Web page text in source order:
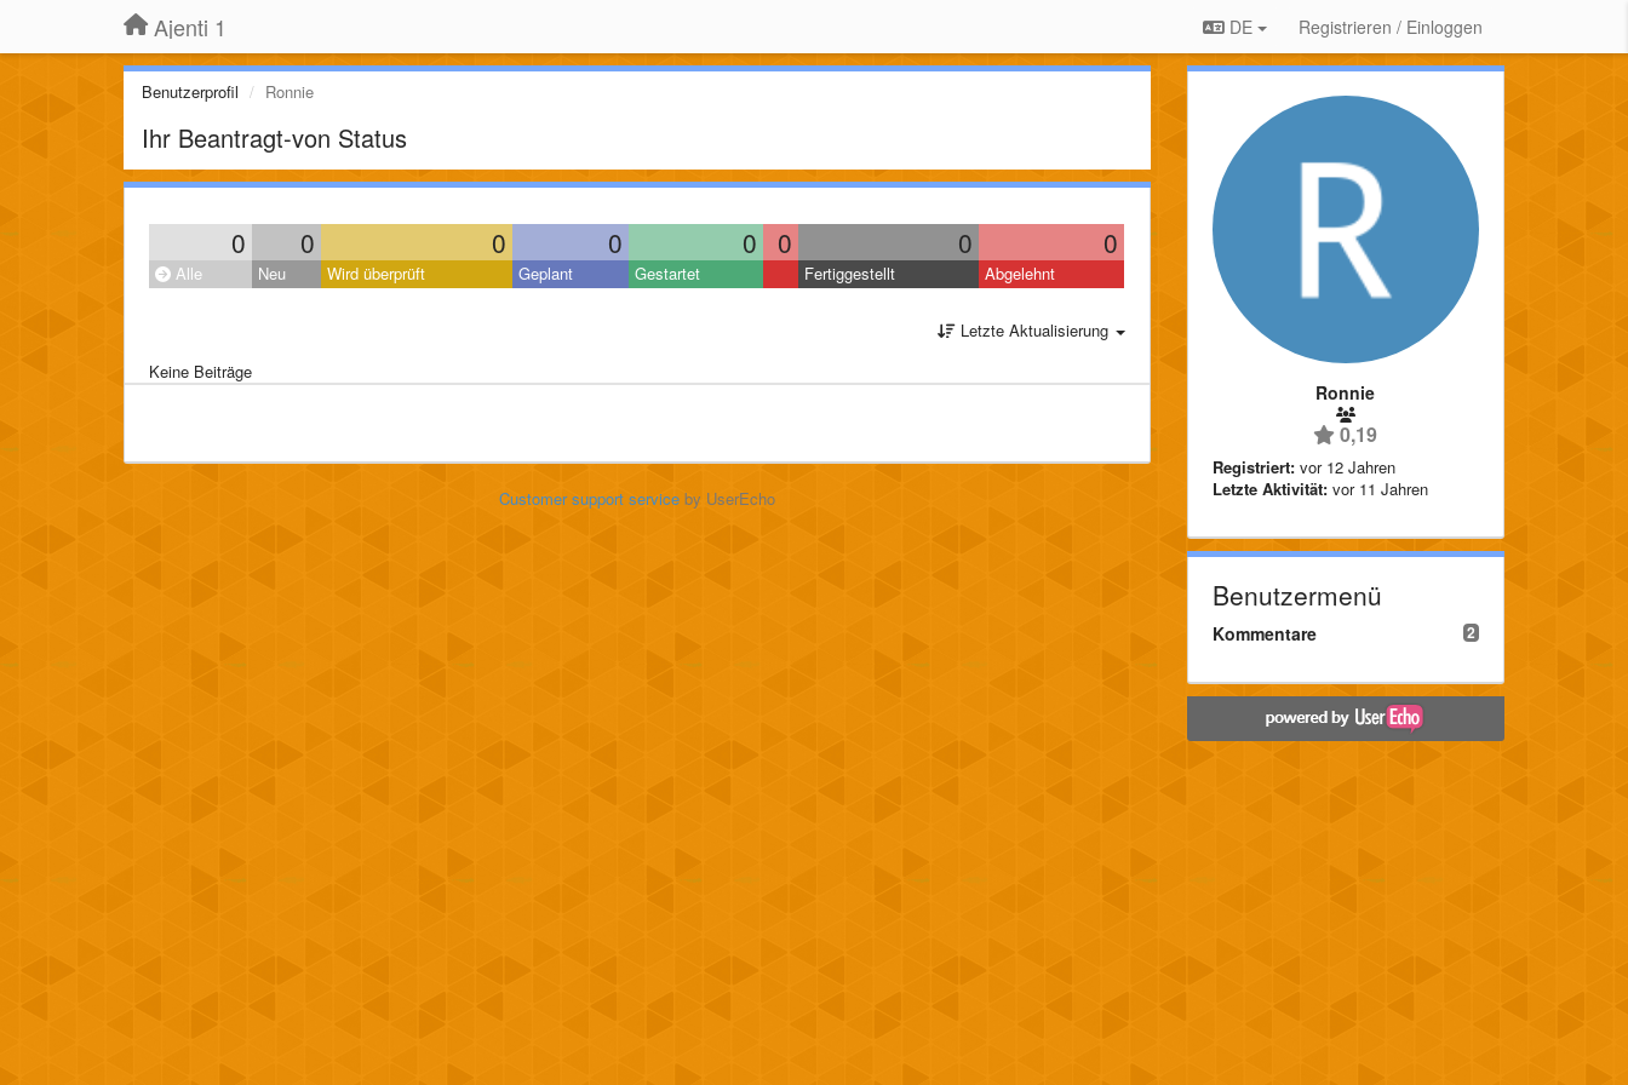
Ajenti 1 DE Registrieren / Einloggen
Benutzerprofil Ronnie
Ihr Beantragt-von Status
0 0 0 0 0 0 0 0
Alle Neu Wird überprüft Geplant Gestartet Fertiggestellt Abgelehnt
Letzte Aktualisierung
Keine Beiträge
Customer support serviceby UserEcho
Ronnie
0,19
Registriert: vor 12 Jahren
Letzte Aktivität: vor 11 Jahren
Benutzermenü
2
Kommentare